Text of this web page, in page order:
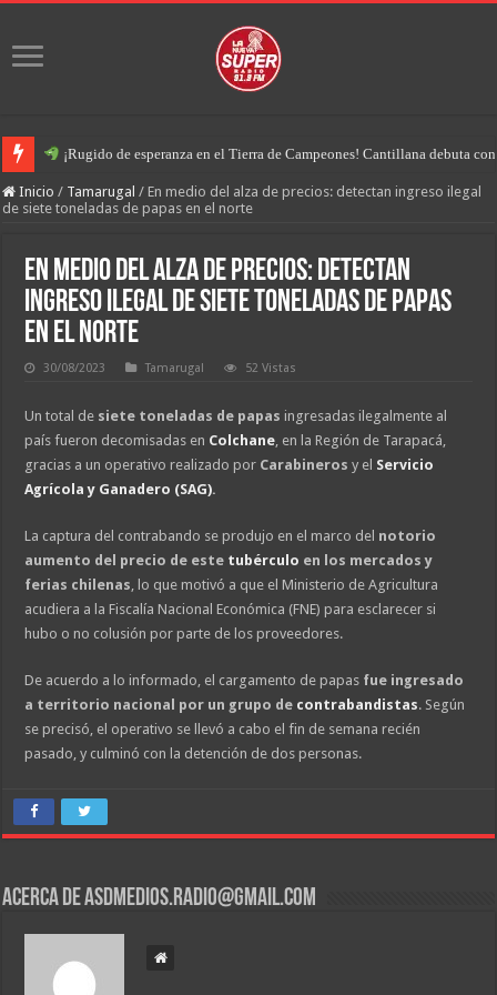
¡Rugido de esperanza en el Tierra de Campeones! Cantillana debuta
Inicio / Tamarugal / En medio del alza de precios: detectan ingreso ilegal
de siete toneladas de papas en el norte
En medio del alza de precios: detectan
ingreso ilegal de siete toneladas de papas
en el norte
30/08/2023 Tamarugal 52 Vistas
Un total de siete toneladas de papasingresadas ilegalmente al
país fueron decomisadas en Colchane, en la Región de Tarapacá,
gracias a un operativo realizado por Carabineros y el Servicio
Agrícola y Ganadero (SAG).
La captura del contrabando se produjo en el marco del notorio
aumento del precio de este tubérculo en los mercados y
ferias chilenas, lo que motivó a que el Ministerio de Agricultura
acudiera a la Fiscalía Nacional Económica (FNE) para esclarecer si
hubo o no colusión por parte de los proveedores.
De acuerdo a lo informado, el cargamento de papas fue ingresado
a territorio nacional por un grupo de contrabandistas. Según
se precisó, el operativo se llevó a cabo el fin de semana recién
pasado, y culminó con la detención de dos personas.
Acerca de asdmedios.radio@gmail.com